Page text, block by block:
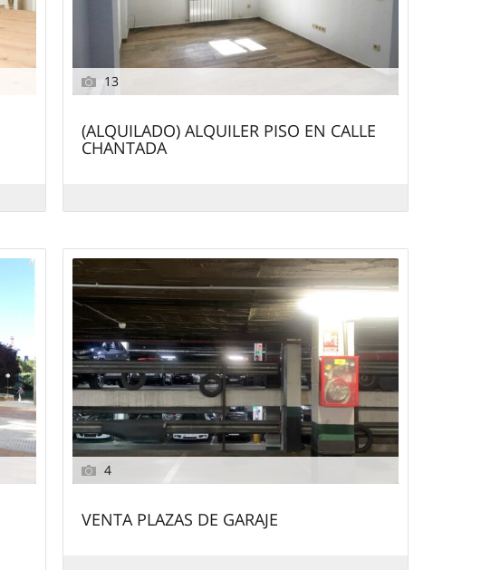
13
(ALQUILADO) ALQUILER PISO EN CALLE
CHANTADA
4
VENTA PLAZAS DE GARAJE